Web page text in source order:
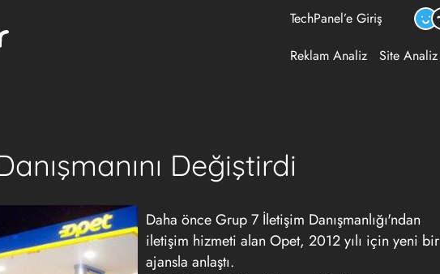
TechPanel’e Giriş
Reklam Analiz Site Analiz
Değiştirdi
Daha önce Grup 7 İletişim Danışmanlığı'ndan
iletişim hizmeti alan Opet, 2012 yılı için yeni bir
ajansla anlaştı.